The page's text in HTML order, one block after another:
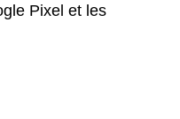
Pixel et les